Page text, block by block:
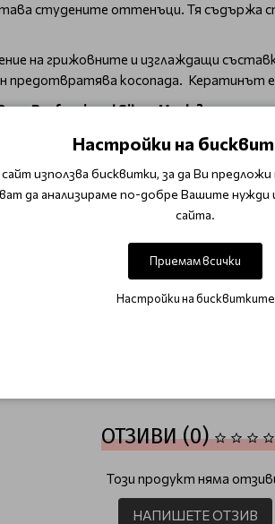
студените оттенъци. Тя съдържа
на грижовните и изглаждащи
предотвратява косопада. Кератинът
Professional Silver Mask ?
на жълтия оттенък на сивата и
и хидратира косата, като я прави
косата сребрист мек блясък и
сива, сребриста, руса и изрусена
с кърпа коса.
обилно.
искат да поддържат
ОТЗИВИ (0)
Този продукт няма
НАПИШЕТЕ ОТЗИВ
Настройки на
използва бисквитки, за да Ви
да анализираме по-добре Вашите
сайта.
Приемам всички
Настройки на бисквитките